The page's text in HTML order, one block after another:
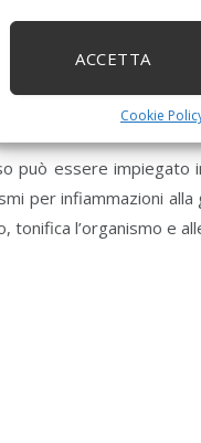
ACCETTA
Cookie
terapeutiche
delle vie
può essere impiegato
per infiammazioni
tonifica l’organismo e